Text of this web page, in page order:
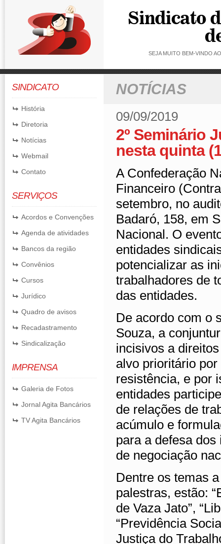
SEJA MUITO BEM-VINDO
SINDICATO
História
Diretoria
Notícias
Webmail
Contato
SERVIÇOS
Acordos e Convenções
Agenda de atividades
Bancos da região
Convênios
Cursos
Jurídico
Quadro de avisos
Recadastramento
Sindicalização
IMPRENSA
Galeria de Fotos
Jornal Agita Bancários
TV Agita Bancários
NOTÍCIAS
09/09/2019
2º Seminário
nesta quinta
A Confederação
Financeiro
setembro, no
Badaró, 158, em
Nacional. O
entidades
potencializar as
trabalhadores de
das entidades.
De acordo com o
Souza, a
incisivos a
alvo prioritário
resistência, e por
entidades
de relações de
acúmulo e
para a defesa
de negociação
Dentre os temas
palestras, estão:
de Vaza Jato”,
“Previdência
Justiça do